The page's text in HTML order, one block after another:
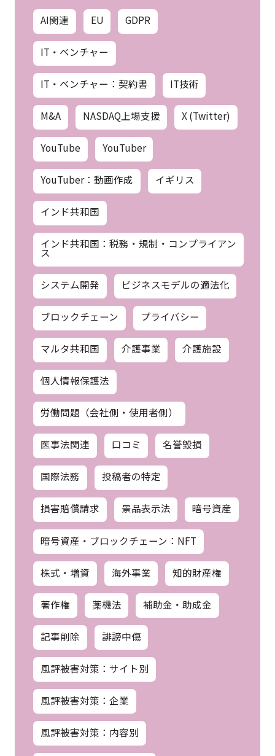
AI関連 EU GDPR
IT・ベンチャー
IT・ベンチャー：契約書 IT技術
M&A NASDAQ上場支援 X (Twitter)
YouTube YouTuber
YouTuber：動画作成 イギリス
インド共和国
インド共和国：税務・規制・コンプライアン
ス
システム開発 ビジネスモデルの適法化
ブロックチェーン プライバシー
マルタ共和国 介護事業 介護施設
個人情報保護法
労働問題（会社側・使用者側）
医事法関連 口コミ 名誉毀損
国際法務 投稿者の特定
損害賠償請求 景品表示法 暗号資産
暗号資産・ブロックチェーン：NFT
株式・増資 海外事業 知的財産権
著作権 薬機法 補助金・助成金
記事削除 誹謗中傷
風評被害対策：サイト別
風評被害対策：企業
風評被害対策：内容別